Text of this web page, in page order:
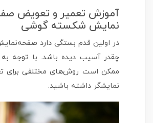
آموزش تعمیر و تعویض
نمایش شکسته گوشی
در اولین قدم بستگی دارد
چقدر آسیب دیده باشد. با توجه به
ممکن است روش‌های مختلفی برای
نمایشگر داشته باشید.